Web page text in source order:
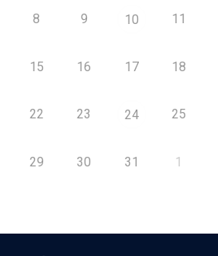
8 9 10 11
15 16 17 18
22 23 24 25
29 30 31 1